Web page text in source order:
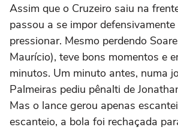
Assim que o Cruzeiro saiu na
passou a se impor
pressionar. Mesmo perdendo
Maurício), teve bons momentos e
minutos. Um minuto antes, numa
Palmeiras pediu pênalti de
Mas o lance gerou apenas
escanteio, a bola foi rechaçada